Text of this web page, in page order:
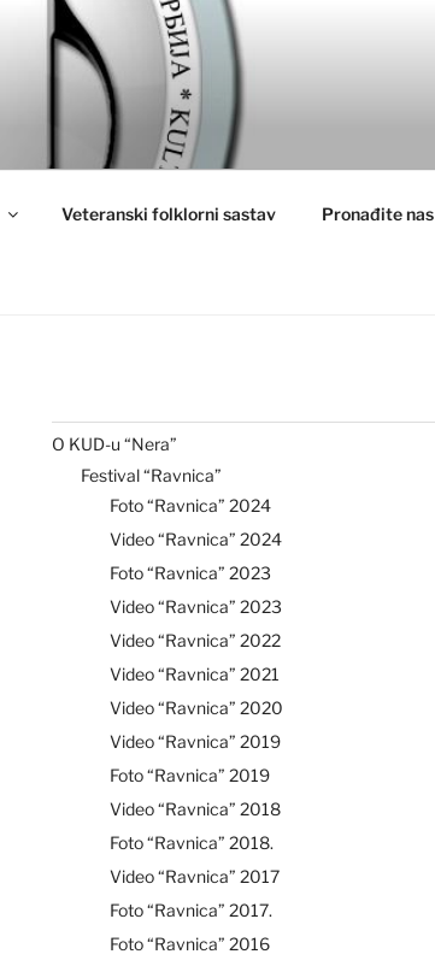
Veteranski folklorni sastav Pronađite nas
O KUD-u “Nera”
Festival “Ravnica”
Foto “Ravnica” 2024
Video “Ravnica” 2024
Foto “Ravnica” 2023
Video “Ravnica” 2023
Video “Ravnica” 2022
Video “Ravnica” 2021
Video “Ravnica” 2020
Video “Ravnica” 2019
Foto “Ravnica” 2019
Video “Ravnica” 2018
Foto “Ravnica” 2018.
Video “Ravnica” 2017
Foto “Ravnica” 2017.
Foto “Ravnica” 2016